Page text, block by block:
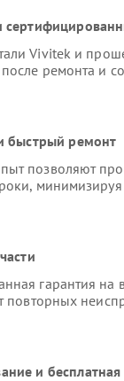
Vivitek и
ремонта и
быстрый ремонт
позволяют
минимизируя
гарантия
повторных
и бесплатная